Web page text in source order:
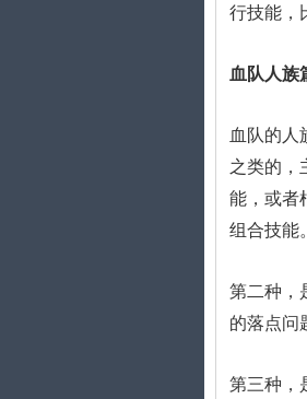
行技能，
血队人族
血队的人
之类的，
能，或者
组合技能。
第二种，
的落点问
第三种，